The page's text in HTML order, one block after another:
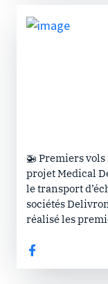
🚁 Premiers
projet Medical
le transport
sociétés
réalisé les